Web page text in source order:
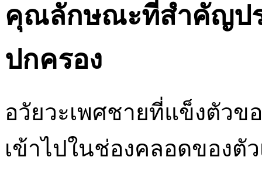
คุณลักษณะที่สำคัญปร
ปกครอง
อวัยวะเพศชายที่แข็งตัวข
เข้าไปในช่องคลอดของตั